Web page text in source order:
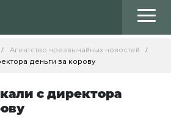
Агентство чрезвычайных новостей
деньги за корову
с директора